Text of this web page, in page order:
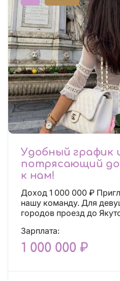
Удобный график
потрясающий
к нам!
Доход 1 000 000 ₽ Приглашаем девушек в
нашу команду. Для девушек из других
городов проезд до
Зарплата:
1 000 000 ₽